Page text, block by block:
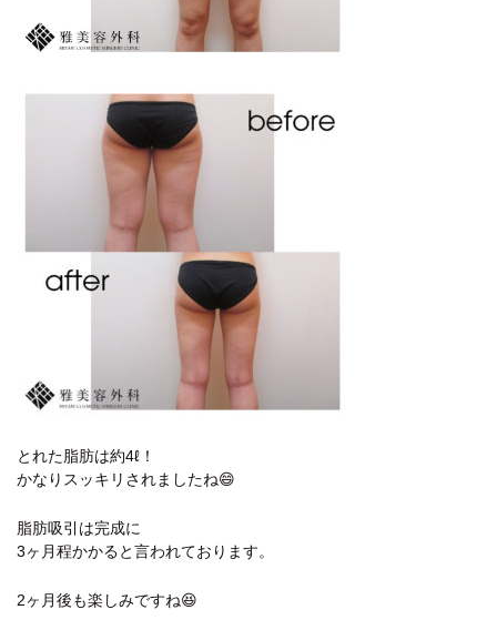
とれた脂肪は約4ℓ！
かなりスッキリされましたね😄
脂肪吸引は完成に
3ヶ月程かかると言われております。
2ヶ月後も楽しみですね😆